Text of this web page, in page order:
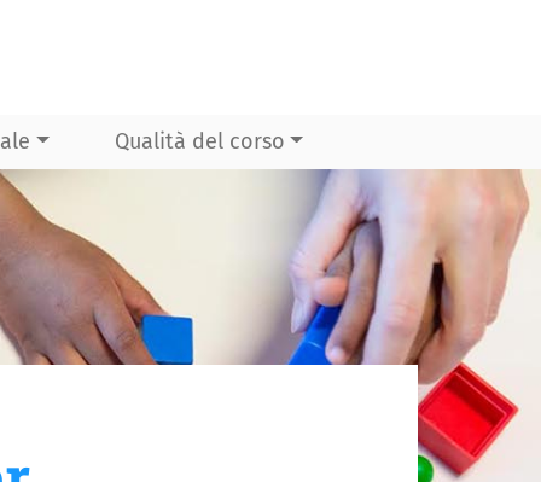
Qualità del corso